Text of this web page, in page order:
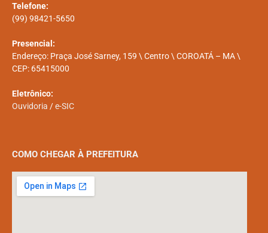
Telefone:
(99) 98421-5650
Presencial:
Endereço: Praça José Sarney, 159 \ Centro \ COROATÁ – MA \
CEP: 65415000
Eletrônico:
Ouvidoria /e-SIC
COMO CHEGAR À PREFEITURA